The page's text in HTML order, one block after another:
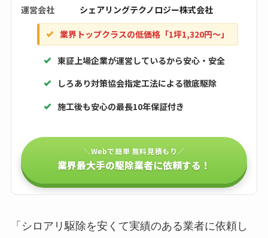
運営会社
シェアリングテクノロジー株式会社
業界トップクラスの低価格「1坪1,320円〜」
東証上場企業が運営しているから安心・安全
しろあり対策協会指定工法による徹底駆除
施工後も安心の最長10年保証付き
＼Webで簡単 無料見積もり／
業界最大手の駆除業者に依頼する！
「シロアリ駆除を安くて実績のある業者に依頼し